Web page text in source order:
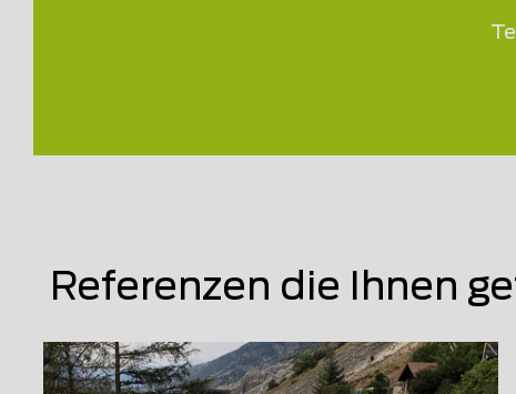
Referenzen die Ihnen